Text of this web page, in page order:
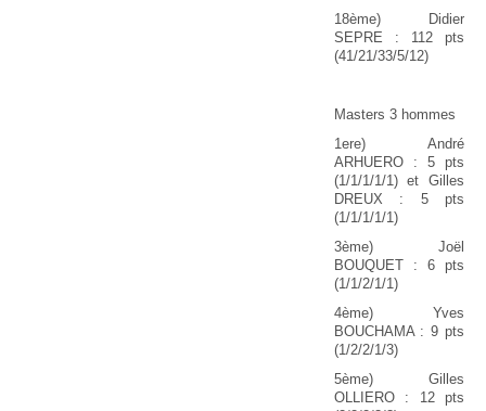
18ème) Didier
SEPRE : 112 pts
(41/21/33/5/12)
Masters 3 hommes
1ere) André
ARHUERO : 5 pts
(1/1/1/1/1) et Gilles
DREUX : 5 pts
(1/1/1/1/1)
3ème) Joël
BOUQUET : 6 pts
(1/1/2/1/1)
4ème) Yves
BOUCHAMA : 9 pts
(1/2/2/1/3)
5ème) Gilles
OLLIERO : 12 pts